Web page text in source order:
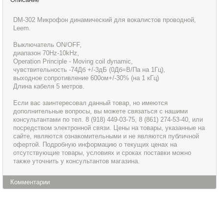
DM-302 Микрофон динамический для вокалистов проводной,
Leem.
Выключатель ON/OFF,
диапазон 70Hz-10kHz,
Operation Principle - Moving coil dynamic,
чувствительность -74Дб +/-3дБ (0Дб=В/Па на 1Гц),
выходное сопротивление 600ом+/-30% (на 1 кГц)
Длина кабеля 5 метров.
Если вас заинтересовал данный товар, но имеются
дополнительные вопросы, вы можете связаться с нашими
консультантами по тел. 8 (918) 449-03-75, 8 (861) 274-53-40, или
посредством электронной связи. Цены на товары, указанные на
сайте, являются ознакомительными и не являются публичной
офертой. Подробную информацию о текущих ценах на
отсутствующие товары, условиях и сроках поставки можно
также уточнить у консультантов магазина.
Комментарии